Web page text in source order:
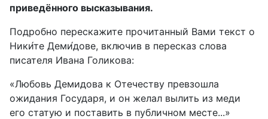
приведённого высказывания.
Подробно перескажите прочитанный Вами текст о
Ники́те Деми́дове, включив в пересказ слова
писателя Ивана Голикова:
«Любовь Демидова к Отечеству превзошла
ожидания Государя, и он желал вылить из меди
его статую и поставить в публичном месте...»